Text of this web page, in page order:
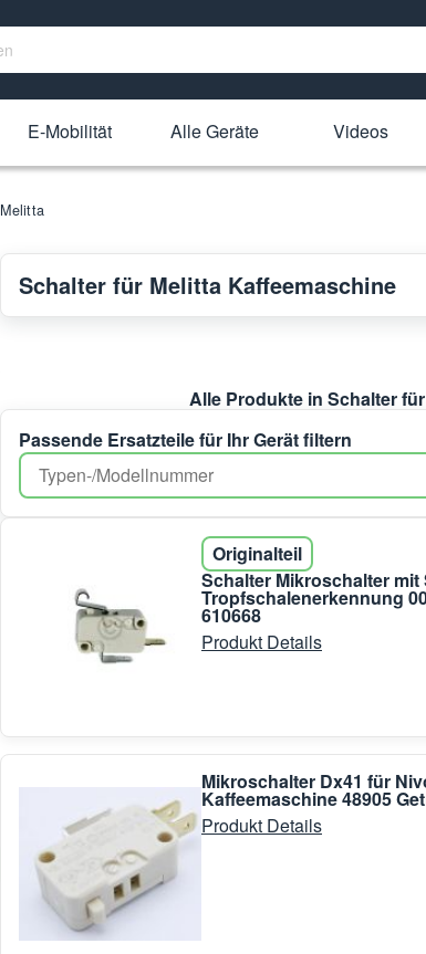
E-Mobilität Alle Geräte Videos
Melitta
Schalter für Melitta Kaffeemaschine
Alle Produkte in Schalter
Passende Ersatzteile für Ihr Gerät filtern
Originalteil
Schalter Mikroschalter mit
Tropfschalenerkennung
610668
Produkt Details
Mikroschalter Dx41 für
Kaffeemaschine 48905
Produkt Details